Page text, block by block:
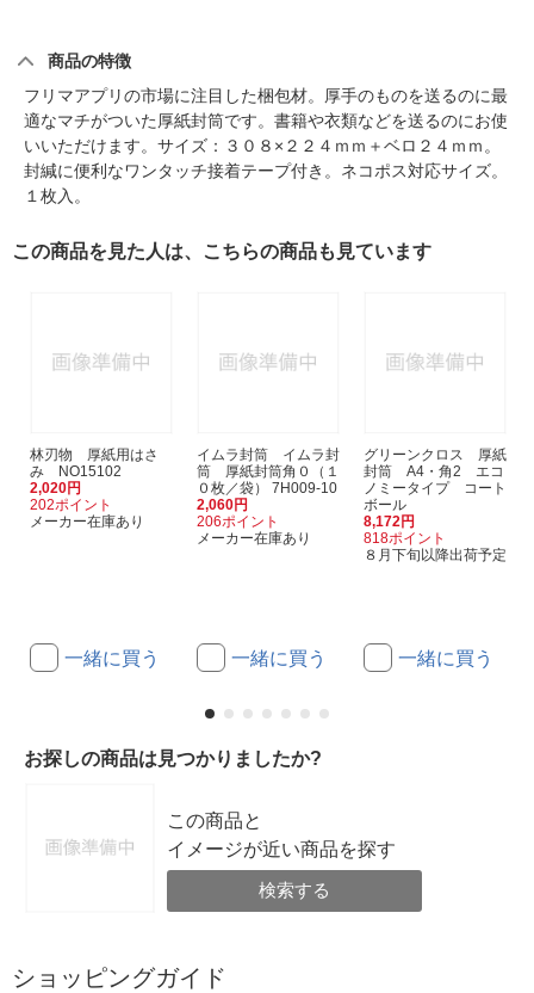
商品の特徴
フリマアプリの市場に注目した梱包材。厚手のものを送るのに最
適なマチがついた厚紙封筒です。書籍や衣類などを送るのにお使
いいただけます。サイズ：３０８×２２４ｍｍ＋ベロ２４ｍｍ。
封緘に便利なワンタッチ接着テープ付き。ネコポス対応サイズ。
１枚入。
この商品を見た人は、こちらの商品も見ています
林刃物 厚紙用はさ
み NO15102
2,020円
202ポイント
メーカー在庫あり
一緒に買う
イムラ封筒 イムラ封
筒 厚紙封筒角０（１
０枚／袋） 7H009-10
2,060円
206ポイント
メーカー在庫あり
一緒に買う
グリーンクロス 厚紙
封筒 A4・角2 エコ
ノミータイプ コート
ボール
8,172円
818ポイント
８月下旬以降出荷予定
一緒に買う
お探しの商品は見つかりましたか?
この商品と
イメージが近い商品を探す
検索する
ショッピングガイド